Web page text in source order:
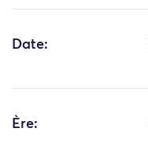
Date:
Ère: